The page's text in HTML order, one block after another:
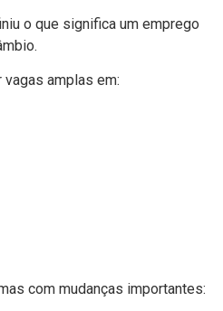
o que significa um emprego
vagas amplas em:
com mudanças importantes: